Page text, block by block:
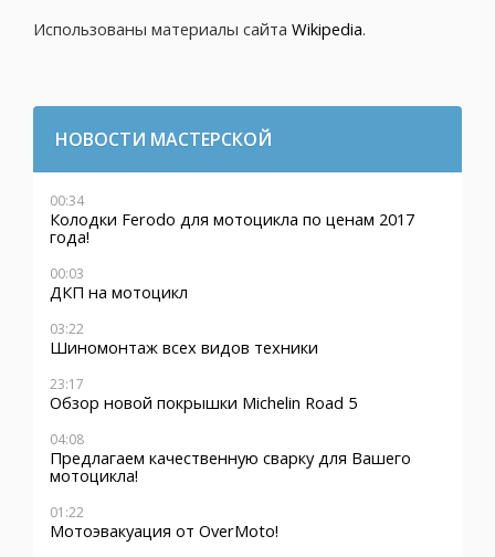
Использованы материалы сайта Wikipedia.
НОВОСТИ МАСТЕРСКОЙ
00:34
Колодки Ferodo для мотоцикла по ценам 2017
года!
00:03
ДКП на мотоцикл
03:22
Шиномонтаж всех видов техники
23:17
Обзор новой покрышки Michelin Road 5
04:08
Предлагаем качественную сварку для Вашего
мотоцикла!
01:22
Мотоэвакуация от OverMoto!